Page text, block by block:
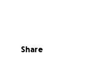
batalha dura
Share